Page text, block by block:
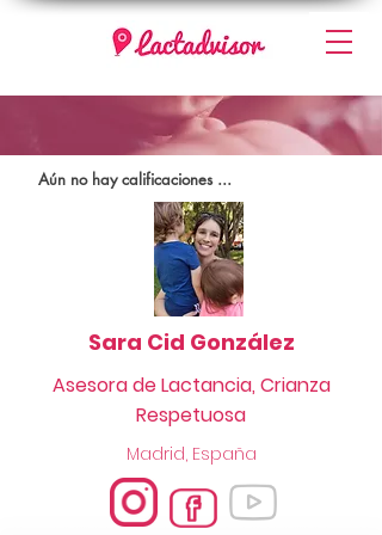
Aún no hay calificaciones ...
Madrid, España
Sara Cid González
Asesora de Lactancia, Crianza
Respetuosa